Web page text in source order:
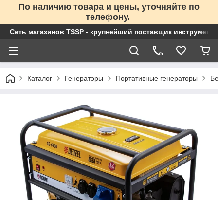
По наличию товара и цены, уточняйте по
телефону.
Сеть магазинов TSSP - крупнейший поставщик
Каталог Генераторы Портативные генераторы